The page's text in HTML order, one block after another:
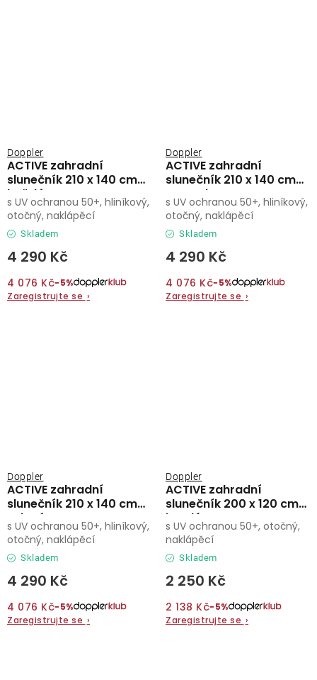
ACTIVE zahradní
slunečník 210 x 140 cm
hnědá
Doppler
Skladem
4 290 Kč
4 076 Kč−5%
Zaregistrujte se ›
s UV ochranou 50+, hliníkový,
otočný, naklápěcí
ACTIVE zahradní
slunečník 210 x 140 cm
antracit
Doppler
Skladem
4 290 Kč
4 076 Kč−5%
Zaregistrujte se ›
s UV ochranou 50+, hliníkový,
otočný, naklápěcí
ACTIVE zahradní
slunečník 210 x 140 cm
zelená
Doppler
Skladem
4 290 Kč
4 076 Kč−5%
Zaregistrujte se ›
s UV ochranou 50+, hliníkový,
otočný, naklápěcí
ACTIVE zahradní
slunečník 200 x 120 cm
bordó
Doppler
Skladem
2 250 Kč
2 138 Kč−5%
Zaregistrujte se ›
s UV ochranou 50+, otočný,
naklápěcí